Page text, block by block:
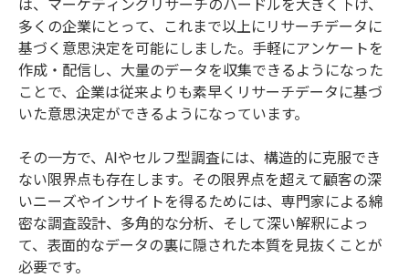
多くの企業にとって、これまで以上にリサーチデータに
基づく意思決定を可能にしました。手軽にアンケートを
作成・配信し、大量のデータを収集できるようになった
ことで、企業は従来よりも素早くリサーチデータに基づ
いた意思決定ができるようになっています。
その一方で、AIやセルフ型調査には、構造的に克服でき
ない限界点も存在します。その限界点を超えて顧客の深
いニーズやインサイトを得るためには、専門家による綿
密な調査設計、多角的な分析、そして深い解釈によっ
て、表面的なデータの裏に隠された本質を見抜くことが
必要です。